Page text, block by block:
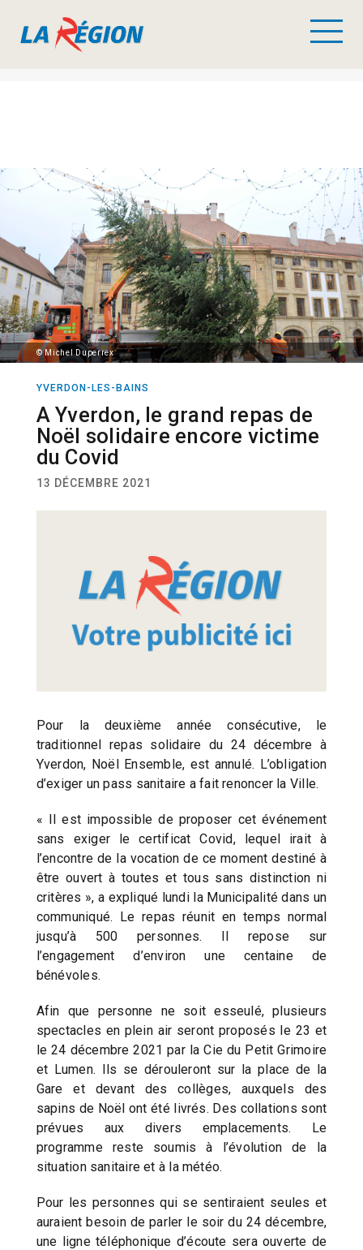
© Michel Duperrex
YVERDON-LES-BAINS
A Yverdon, le grand repas de
Noël solidaire encore victime
du Covid
13 DÉCEMBRE 2021
Pour la deuxième année consécutive, le
traditionnel repas solidaire du 24 décembre à
Yverdon, Noël Ensemble, est annulé. L’obligation
d’exiger un pass sanitaire a fait renoncer la Ville.
« Il est impossible de proposer cet événement
sans exiger le certificat Covid, lequel irait à
l’encontre de la vocation de ce moment destiné à
être ouvert à toutes et tous sans distinction ni
critères », a expliqué lundi la Municipalité dans un
communiqué. Le repas réunit en temps normal
jusqu’à 500 personnes. Il repose sur
l’engagement d’environ une centaine de
bénévoles.
Afin que personne ne soit esseulé, plusieurs
spectacles en plein air seront proposés le 23 et
le 24 décembre 2021 par la Cie du Petit Grimoire
et Lumen. Ils se dérouleront sur la place de la
Gare et devant des collèges, auxquels des
sapins de Noël ont été livrés. Des collations sont
prévues aux divers emplacements. Le
programme reste soumis à l’évolution de la
situation sanitaire et à la météo.
Pour les personnes qui se sentiraient seules et
auraient besoin de parler le soir du 24 décembre,
une ligne téléphonique d’écoute sera ouverte de